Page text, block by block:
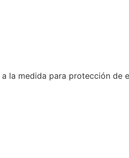
la medida para protección de